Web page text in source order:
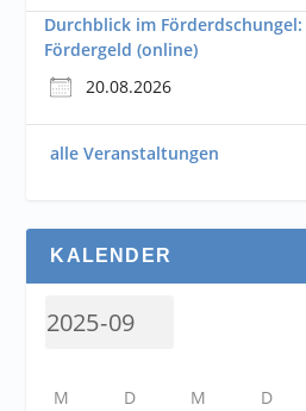
Durchblick im Förderdschungel:
Fördergeld (online)
20.08.2026
alle Veranstaltungen
KALENDER
M D M D